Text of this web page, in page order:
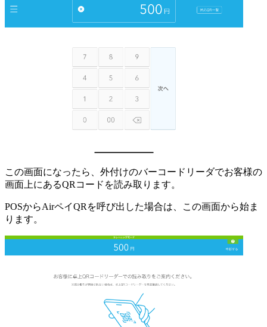
この画面になったら、外付けのバーコードリーダでお客様の
画面上にあるQRコードを読み取ります。
POSからAirペイQRを呼び出した場合は、この画面から始ま
ります。